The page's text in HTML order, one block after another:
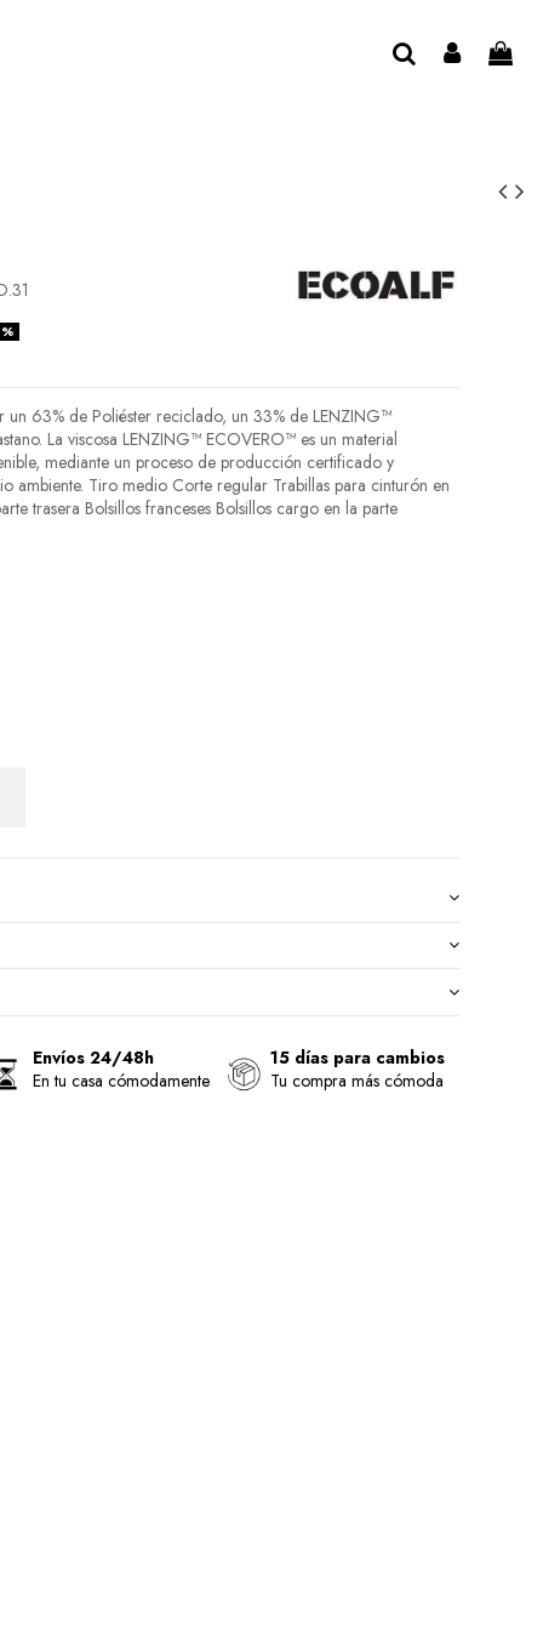
un 63% de Poliéster reciclado, un 33% de LENZING™
La viscosa LENZING™ ECOVERO™ es un material
mediante un proceso de producción certificado y
ambiente. Tiro medio Corte regular Trabillas para cinturón en
trasera Bolsillos franceses Bolsillos cargo en la parte
Envíos 24/48h
En tu casa cómodamente
15 días para cambios
Tu compra más cómoda